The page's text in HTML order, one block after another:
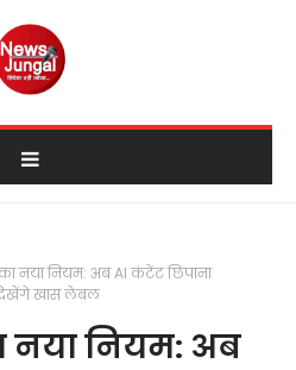
नया नियम: अब AI कंटेंट छिपाना
खास लेबल
नया नियम: अब